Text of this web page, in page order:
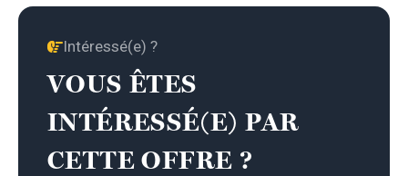
Intéressé(e) ?
VOUS ÊTES
INTÉRESSÉ(E) PAR
CETTE OFFRE ?